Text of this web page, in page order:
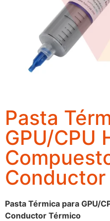
Pasta
GPU/CPU
Pasta Térmica para GPU/
Conductor Térmico